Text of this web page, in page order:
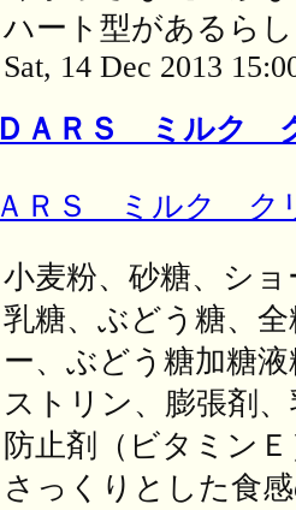
ハート型があるら
Sat, 14 Dec 2013
ＤＡＲＳ ミルク
小麦粉、砂糖、シ
乳糖、ぶどう糖、
ー、ぶどう糖加糖
ストリン、膨張剤
防止剤（ビタミン
さっくりとした食